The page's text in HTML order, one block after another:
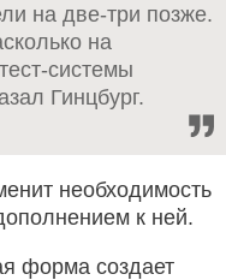
на две-три позже.
на
системы
Гинцбург.
необходимость
к ней.
форма создает